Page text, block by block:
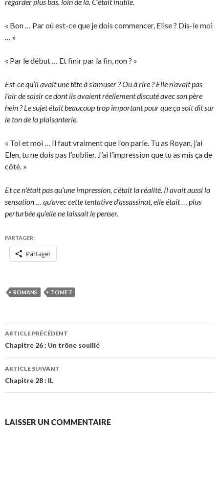
« Bon … Par où est-ce que je dois commencer, Elise ? Dis-le moi
… »
« Par le début … Et finir par la fin, non ? »
Est-ce qu’il avait une tête à s’amuser ? Ou à rire ? Elle n’avait pas
l’air de saisir ce dont ils avaient réellement discuté avec son père
hein ? Le sujet était beaucoup trop important pour que ça soit dit sur
le ton de la plaisanterie.
« Toi et moi … Il faut vraiment que l’on parle. Tu as Royan, j’ai
Elen, tu ne dois pas l’oublier. J’ai l’impression que tu as mis ça de
côté. »
Et ce n’était pas qu’une impression, c’était la réalité. Il avait aussi la
sensation … qu’avec cette tentative d’assassinat, elle était … plus
perturbée qu’elle ne laissait le penser.
PARTAGER :
Partager
ROMANS TOME 7
Navigation
des
articles
ARTICLE PRÉCÉDENT
Chapitre 26 : Un trône souillé
ARTICLE SUIVANT
Chapitre 28 : IL
LAISSER UN COMMENTAIRE